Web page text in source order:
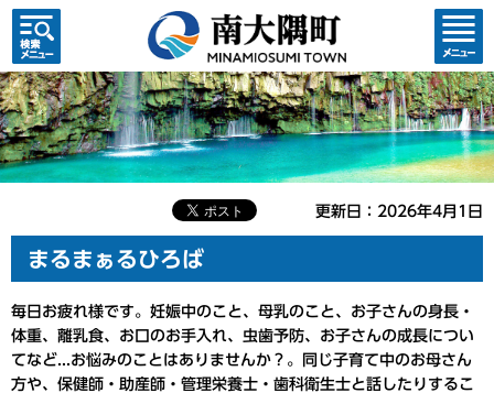
検索・
共通メ
ニュー
コンテ
ンツメ
ニュー
更新日：2026年4月1日
まるまぁるひろば
毎日お疲れ様です。妊娠中のこと、母乳のこと、お子さんの身長・
体重、離乳食、お口のお手入れ、虫歯予防、お子さんの成長につい
てなど...お悩みのことはありませんか？。同じ子育て中のお母さん
方や、保健師・助産師・管理栄養士・歯科衛生士と話したりするこ